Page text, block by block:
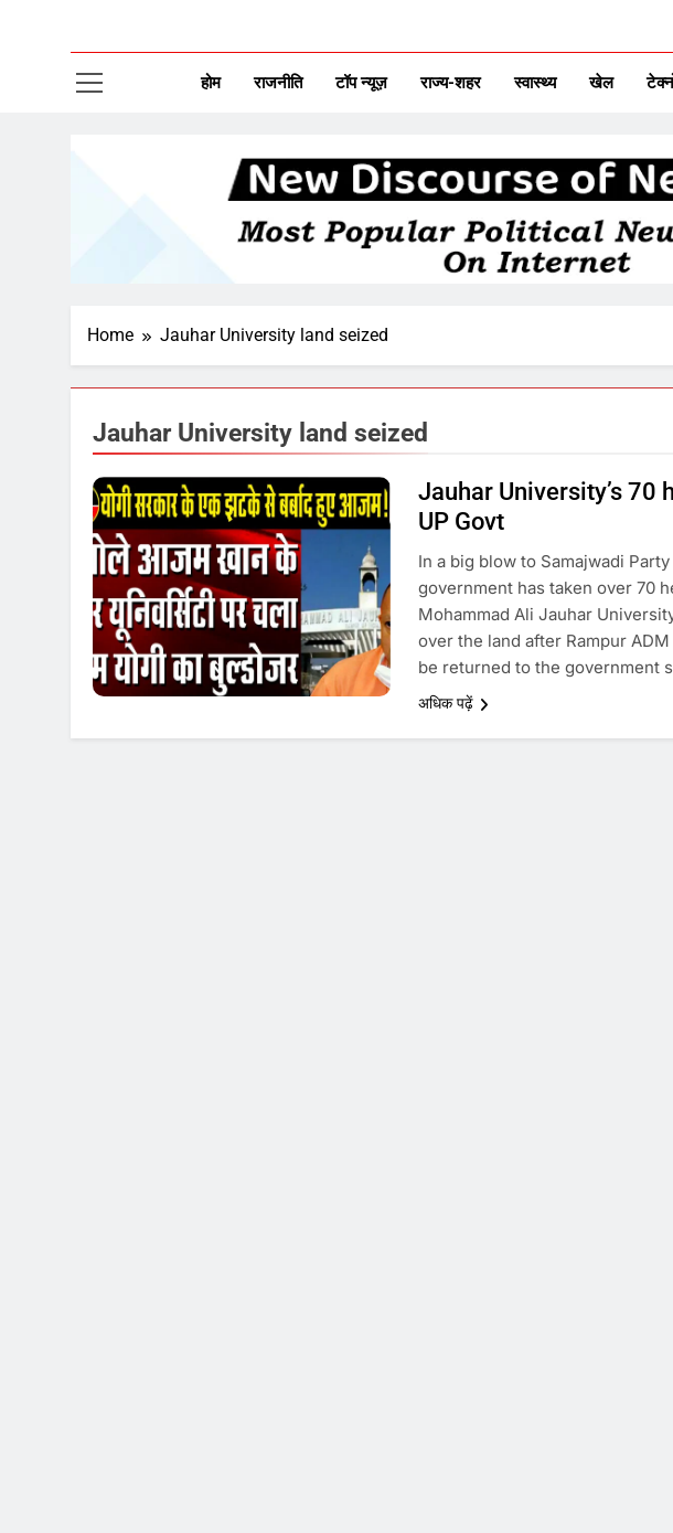
होम राजनीति टॉप न्यूज़ राज्य-शहर स्वास्थ्य खेल
Home Jauhar University land seized
Jauhar University land seized
Jauhar University’s 70
UP Govt
In a big blow to Samajwadi
government has taken over 70
Mohammad Ali Jauhar
over the land after Rampur
be returned to the government
अधिक पढ़ें